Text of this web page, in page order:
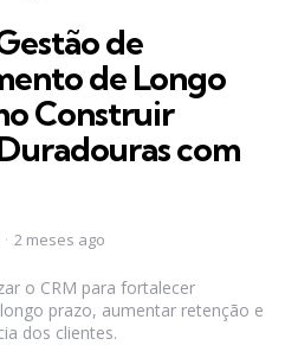
de
de Longo
Construir
com
2 meses ago
o CRM para fortalecer
prazo, aumentar retenção e
dos clientes.